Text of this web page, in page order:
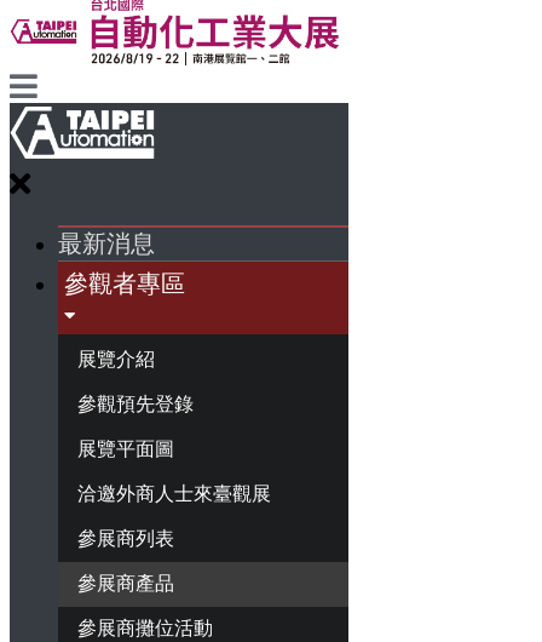
最新消息
參觀者專區
展覽介紹
參觀預先登錄
展覽平面圖
洽邀外商人士來臺觀展
參展商列表
參展商產品
參展商攤位活動